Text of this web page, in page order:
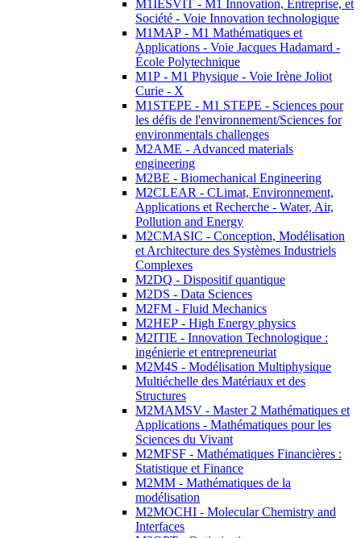
M1IESVIT - M1 Innovation, Entreprise, et
Société - Voie Innovation technologique
M1MAP - M1 Mathématiques et
Applications - Voie Jacques Hadamard -
École Polytechnique
M1P - M1 Physique - Voie Irène Joliot
Curie - X
M1STEPE - M1 STEPE - Sciences pour
les défis de l'environnement/Sciences for
environmentals challenges
M2AME - Advanced materials
engineering
M2BE - Biomechanical Engineering
M2CLEAR - CLimat, Environnement,
Applications et Recherche - Water, Air,
Pollution and Energy
M2CMASIC - Conception, Modélisation
et Architecture des Systèmes Industriels
Complexes
M2DQ - Dispositif quantique
M2DS - Data Sciences
M2FM - Fluid Mechanics
M2HEP - High Energy physics
M2ITIE - Innovation Technologique :
ingénierie et entrepreneuriat
M2M4S - Modélisation Multiphysique
Multiéchelle des Matériaux et des
Structures
M2MAMSV - Master 2 Mathématiques et
Applications - Mathématiques pour les
Sciences du Vivant
M2MFSF - Mathématiques Financières :
Statistique et Finance
M2MM - Mathématiques de la
modélisation
M2MOCHI - Molecular Chemistry and
Interfaces